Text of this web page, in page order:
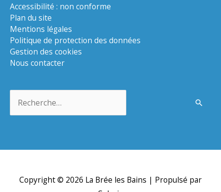
Accessibilité : non conforme
Plan du site
Mentions légales
Politique de protection des données
Gestion des cookies
Nous contacter
Copyright © 2026 La Brée les Bains | Propulsé par